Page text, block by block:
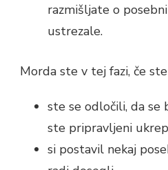
razmišljate o
ustrezale.
Morda ste v tej fazi, če ste
ste se odločili, da se
ste pripravljeni
si postavil nekaj